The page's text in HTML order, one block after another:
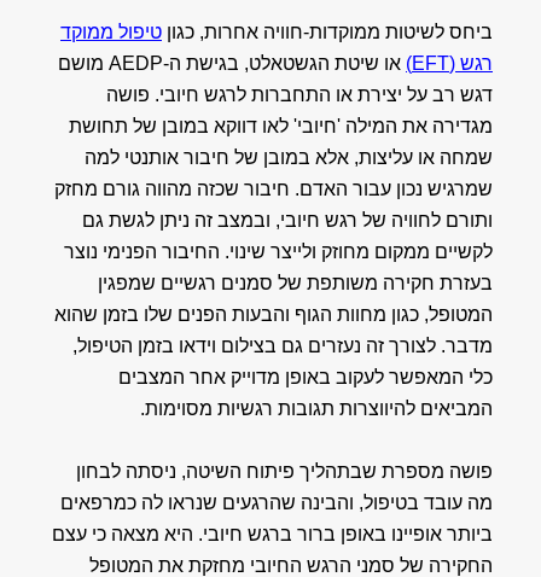
ביחס לשיטות ממוקדות-חוויה אחרות, כגון טיפול ממוקד
רגש (EFT)
או שיטת הגשטאלט, בגישת ה-AEDP מושם
דגש רב על יצירת או התחברות לרגש חיובי. פושה
מגדירה את המילה 'חיובי' לאו דווקא במובן של תחושת
שמחה או עליצות, אלא במובן של חיבור אותנטי למה
שמרגיש נכון עבור האדם. חיבור שכזה מהווה גורם מחזק
ותורם לחוויה של רגש חיובי, ובמצב זה ניתן לגשת גם
לקשיים ממקום מחוזק ולייצר שינוי. החיבור הפנימי נוצר
בעזרת חקירה משותפת של סמנים רגשיים שמפגין
המטופל, כגון מחוות הגוף והבעות הפנים שלו בזמן שהוא
מדבר. לצורך זה נעזרים גם בצילום וידאו בזמן הטיפול,
כלי המאפשר לעקוב באופן מדוייק אחר המצבים
המביאים להיווצרות תגובות רגשיות מסוימות.
פושה מספרת שבתהליך פיתוח השיטה, ניסתה לבחון
מה עובד בטיפול, והבינה שהרגעים שנראו לה כמרפאים
ביותר אופיינו באופן ברור ברגש חיובי. היא מצאה כי עצם
החקירה של סמני הרגש החיובי מחזקת את המטופל